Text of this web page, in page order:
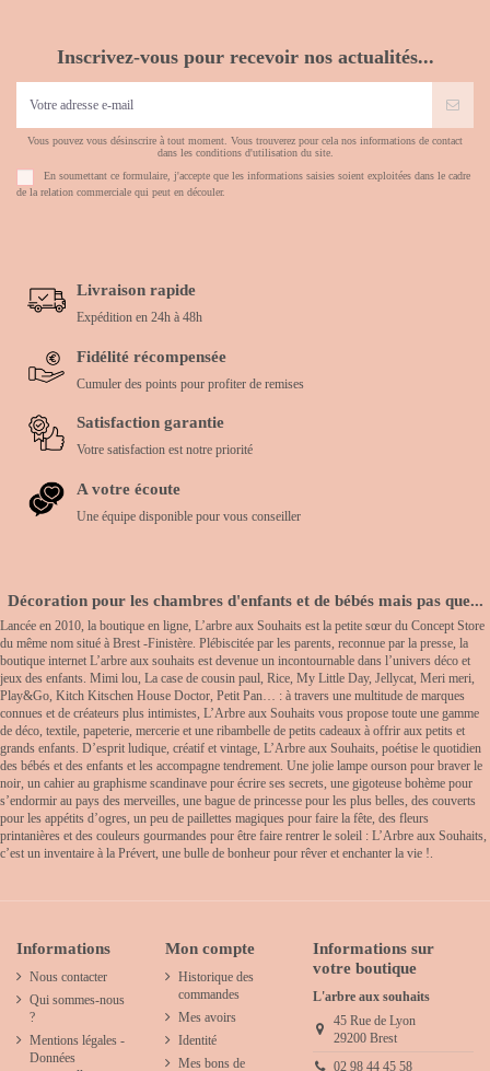
Inscrivez-vous pour recevoir nos actualités...
Vous pouvez vous désinscrire à tout moment. Vous trouverez pour cela nos informations de contact
dans les conditions d'utilisation du site.
En soumettant ce formulaire, j'accepte que les informations saisies soient exploitées dans le cadre
de la relation commerciale qui peut en découler.
Livraison rapide
Expédition en 24h à 48h
Fidélité récompensée
Cumuler des points pour profiter de remises
Satisfaction garantie
Votre satisfaction est notre priorité
A votre écoute
Une équipe disponible pour vous conseiller
Décoration pour les chambres d'enfants et de bébés mais pas que...
Lancée en 2010, la boutique en ligne, L’arbre aux Souhaits est la petite sœur du Concept Store
du même nom situé à Brest -Finistère. Plébiscitée par les parents, reconnue par la presse, la
boutique internet L’arbre aux souhaits est devenue un incontournable dans l’univers déco et
jeux des enfants. Mimi lou, La case de cousin paul, Rice, My Little Day, Jellycat, Meri meri,
Play&Go, Kitch Kitschen House Doctor, Petit Pan… : à travers une multitude de marques
connues et de créateurs plus intimistes, L’Arbre aux Souhaits vous propose toute une gamme
de déco, textile, papeterie, mercerie et une ribambelle de petits cadeaux à offrir aux petits et
grands enfants. D’esprit ludique, créatif et vintage, L’Arbre aux Souhaits, poétise le quotidien
des bébés et des enfants et les accompagne tendrement. Une jolie lampe ourson pour braver le
noir, un cahier au graphisme scandinave pour écrire ses secrets, une gigoteuse bohème pour
s’endormir au pays des merveilles, une bague de princesse pour les plus belles, des couverts
pour les appétits d’ogres, un peu de paillettes magiques pour faire la fête, des fleurs
printanières et des couleurs gourmandes pour être faire rentrer le soleil : L’Arbre aux Souhaits,
c’est un inventaire à la Prévert, une bulle de bonheur pour rêver et enchanter la vie !.
Informations
Nous contacter
Qui sommes-nous
?
Mentions légales -
Données
Mon compte
Historique des
commandes
Mes avoirs
Identité
Mes bons de
Informations sur
votre boutique
L'arbre aux souhaits
45 Rue de Lyon
29200 Brest
02 98 44 45 58